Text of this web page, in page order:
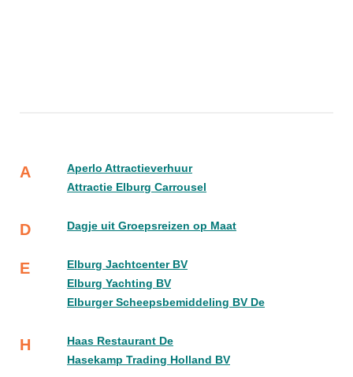
A
Aperlo Attractieverhuur
Attractie Elburg Carrousel
D Dagje uit Groepsreizen op Maat
E
Elburg Jachtcenter BV
Elburg Yachting BV
Elburger Scheepsbemiddeling BV De
H
Haas Restaurant De
Hasekamp Trading Holland BV